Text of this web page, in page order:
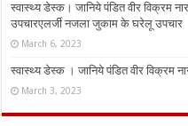
स्वास्थ्य डेस्क। जानिये पंडित वीर विक्रम
उपचारएलर्जी नजला जुकाम के घरेलू उपचार
March 6, 2023
स्वास्थ्य डेस्क । जानिये पंडित वीर विक्रम
March 3, 2023